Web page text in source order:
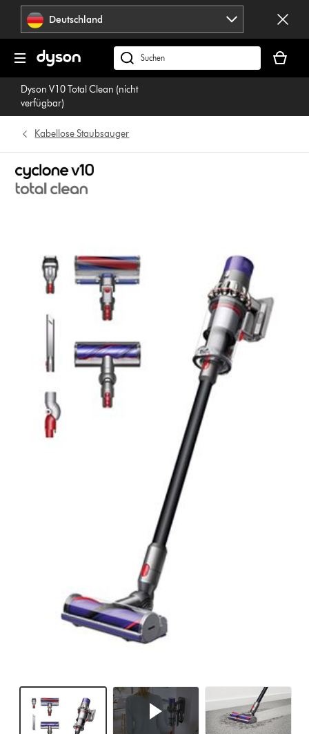
Navigation
überspringenDeutschland
dyson.de
durchsuchen
ist
Dyson V10 Total Clean (nicht
verfügbar)
Kabellose Staubsauger